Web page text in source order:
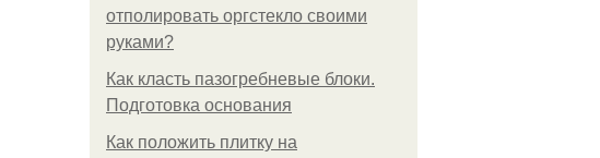
отполировать оргстекло своими
руками?
Как класть пазогребневые блоки.
Подготовка основания
Как положить плитку на